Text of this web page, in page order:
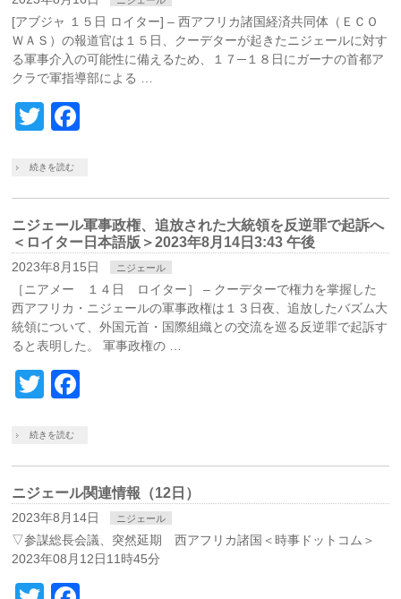
[アブジャ １５日 ロイター] – 西アフリカ諸国経済共同体（ＥＣＯ
ＷＡＳ）の報道官は１５日、クーデターが起きたニジェールに対す
る軍事介入の可能性に備えるため、１７─１８日にガーナの首都ア
クラで軍指導部による …
Twitter
続きを読む
ニジェール軍事政権、追放された大統領を反逆罪で起訴へ
＜ロイター日本語版＞2023年8月14日3:43 午後
2023年8月15日 ニジェール
［ニアメー １４日 ロイター］ – クーデターで権力を掌握した
西アフリカ・ニジェールの軍事政権は１３日夜、追放したバズム大
統領について、外国元首・国際組織との交流を巡る反逆罪で起訴す
ると表明した。 軍事政権の …
Twitter
続きを読む
ニジェール関連情報（12日）
2023年8月14日 ニジェール
▽参謀総長会議、突然延期 西アフリカ諸国＜時事ドットコム＞
2023年08月12日11時45分